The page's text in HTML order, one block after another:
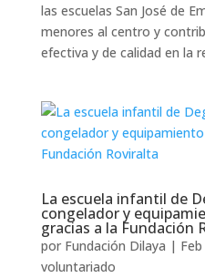
las escuelas San José de
menores al centro y
efectiva y de calidad en la
La escuela infantil de
congelador y
gracias a la Fundación
por Fundación Dilaya |
voluntariado